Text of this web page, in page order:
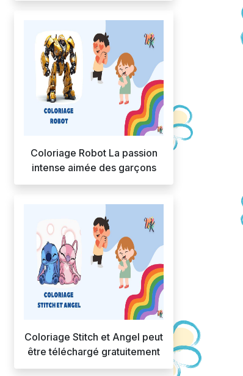
Coloriage Robot La passion
intense aimée des garçons
Coloriage Stitch et Angel peut
être téléchargé gratuitement